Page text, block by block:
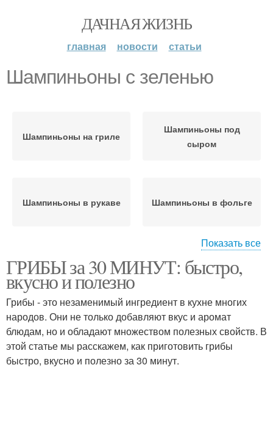
ДАЧНАЯ ЖИЗНЬ
главная новости статьи
Шампиньоны с зеленью
Шампиньоны на гриле
Шампиньоны под
сыром
Шампиньоны в рукаве Шампиньоны в фольге
Шампиньоны со
сливками
Запеченные
шампиньоны
Шампиньоны с курицей
Показать все
ГРИБЫ за 30 МИНУТ: быстро,
вкусно и полезно
Грибы - это незаменимый ингредиент в кухне многих
народов. Они не только добавляют вкус и аромат
блюдам, но и обладают множеством полезных свойств. В
этой статье мы расскажем, как приготовить грибы
быстро, вкусно и полезно за 30 минут.